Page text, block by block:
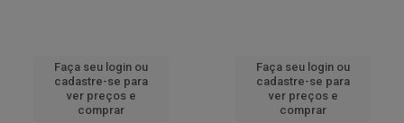
Faça seu login ou
cadastre-se para
ver preços e
comprar
Faça seu login ou
cadastre-se para
ver preços e
comprar